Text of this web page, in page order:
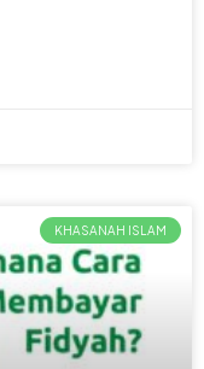
KHASANAH ISLAM